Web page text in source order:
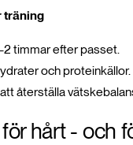
träning
timmar efter passet.
och proteinkällor.
återställa
hårt - och